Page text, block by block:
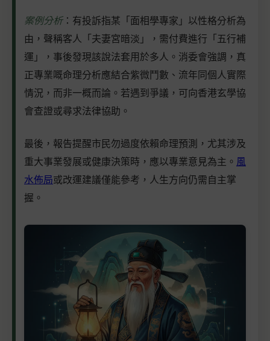
案例分析：有投訴指某「面相學專家」以性格分析為
由，聲稱客人「夫妻宮暗淡」，需付費進行「五行補
運」，事後發現該說法套用於多人。消委會強調，真
正專業嘅命理分析應結合紫微鬥數、流年同個人實際
情況，而非一概而論。若遇到爭議，可向香港玄學協
會查證或尋求法律協助。
最後，報告提醒市民勿過度依賴命理預測，尤其涉及
重大事業發展或健康決策時，應以專業意見為主。 風
水佈局或改運建議僅能參考，人生方向仍需自主掌
握。